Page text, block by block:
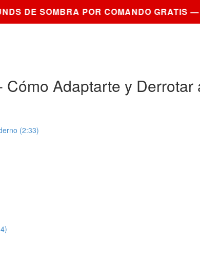
DE SOMBRA POR COMANDO GRATIS
Adaptarte y Derrotar
(2:33)